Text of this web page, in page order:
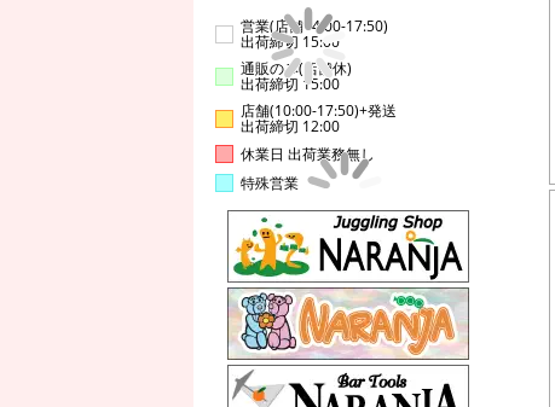
営業(店舗14:00-17:50)
出荷締切 15:00
通販のみ(店舗休)
出荷締切 15:00
店舗(10:00-17:50)+発送
出荷締切 12:00
休業日 出荷業務無し
特殊営業